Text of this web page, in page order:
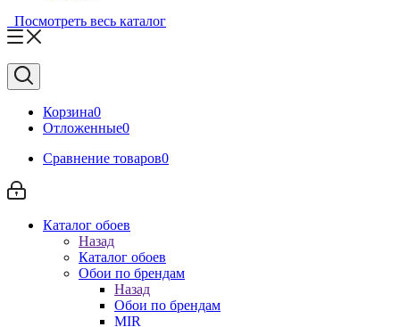
Посмотреть весь каталог
Корзина0
Отложенные0
Сравнение товаров0
Каталог обоев
Назад
Каталог обоев
Обои по брендам
Назад
Обои по брендам
MIR